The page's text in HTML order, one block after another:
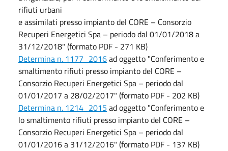
rifiuti urbani
e assimilati presso impianto del CORE – Consorzio
Recuperi Energetici Spa – periodo dal 01/01/2018 a
31/12/2018" (formato PDF - 271 KB)
Determina n. 1177_2016ad oggetto "Conferimento e
smaltimento rifiuti presso impianto del CORE –
Consorzio Recuperi Energetici Spa – periodo dal
01/01/2017 a 28/02/2017" (formato PDF - 202 KB)
Determina n. 1214_2015 ad oggetto "Conferimento e
lo smaltimento rifiuti presso impianto del CORE –
Consorzio Recuperi Energetici Spa – periodo dal
01/01/2016 a 31/12/2016" (formato PDF - 137 KB)